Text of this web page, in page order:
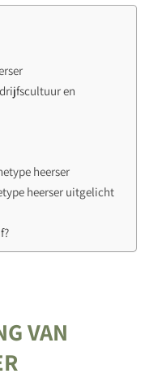
en
heerser
heerser uitgelicht
VAN